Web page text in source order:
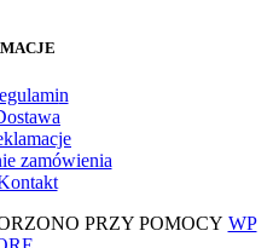
n
zamówienia
PRZY POMOCY WP